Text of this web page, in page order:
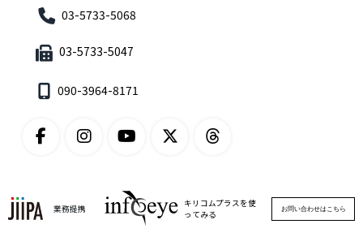
03-5733-5068
03-5733-5047
090-3964-8171
業務提携
キリコムプラスを使
ってみる
お問い合わせはこちら